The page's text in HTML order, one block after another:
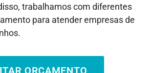
trabalhamos com diferentes
para atender empresas de